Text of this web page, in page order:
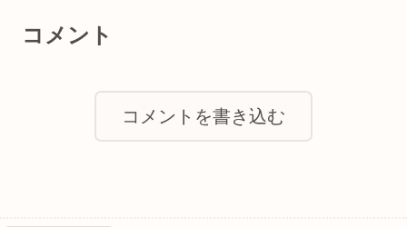
コメント
コメントを書き込む